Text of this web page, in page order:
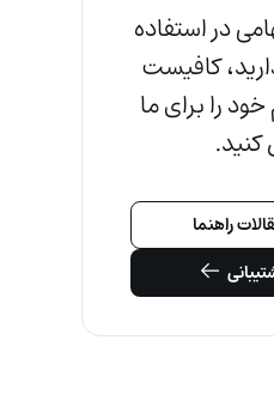
در استفاده
کافیست
را برای ما
کنید.
راهنما